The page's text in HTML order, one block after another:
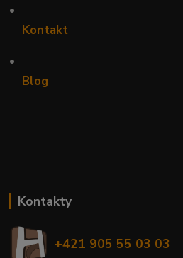
•
Kontakt
•
Blog
Kontakty
+421 905 55 03 03